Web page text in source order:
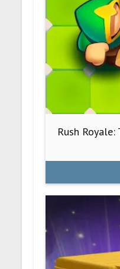
Rush